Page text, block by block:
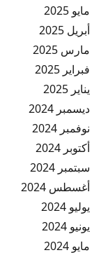
مايو 2025
أبريل 2025
مارس 2025
فبراير 2025
يناير 2025
ديسمبر 2024
نوفمبر 2024
أكتوبر 2024
سبتمبر 2024
أغسطس 2024
يوليو 2024
يونيو 2024
مايو 2024